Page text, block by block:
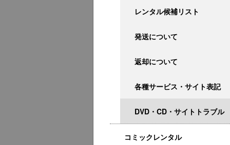
レンタル候補リスト
発送について
返却について
各種サービス・サイト表記
DVD・CD・サイトトラブル
コミックレンタル